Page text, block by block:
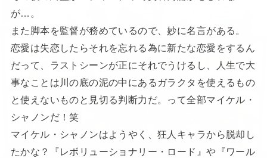
が…。
また脚本を監督が務めているので、妙に名言がある。
恋愛は失恋したらそれを忘れる為に新たな恋愛をするん
だって、ラストシーンが正にそれでうけるし、人生で大
事なことは川の底の泥の中にあるガラクタを使えるもの
と使えないものと見切る判断力だ。って全部マイケル・
シャノンだ！笑
マイケル・シャノンはようやく、狂人キャラから脱却し
たかな？『レボリューショナリー・ロード』や『ワール